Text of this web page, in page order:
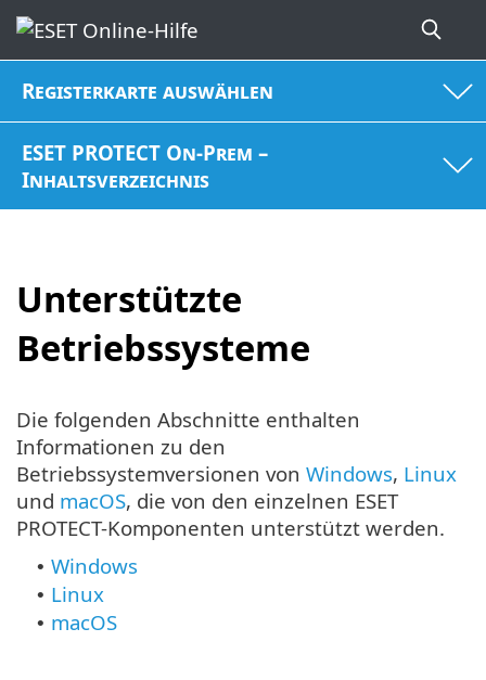
Registerkarte auswählen
ESET PROTECT On-Prem –
Inhaltsverzeichnis
Unterstützte
Betriebssysteme
Die folgenden Abschnitte enthalten
Informationen zu den
Betriebssystemversionen von Windows, Linux
und macOS, die von den einzelnen ESET
PROTECT-Komponenten unterstützt werden.
• Windows
• Linux
• macOS